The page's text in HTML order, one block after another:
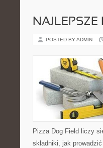
NAJLEPSZE
POSTED BY ADMIN
Pizza Dog Field liczy
składniki, jak